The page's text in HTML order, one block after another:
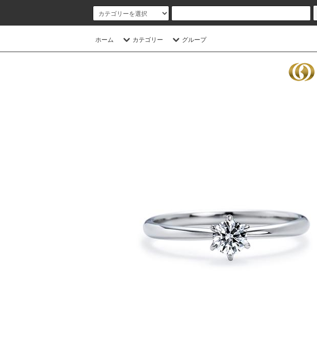
ホーム カテゴリー グループ